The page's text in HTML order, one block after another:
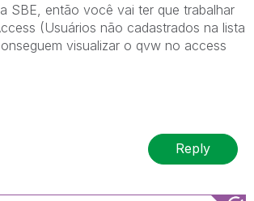
SBE, então você vai ter que trabalhar
(Usuários não cadastrados na lista
visualizar o qvw no access
Reply